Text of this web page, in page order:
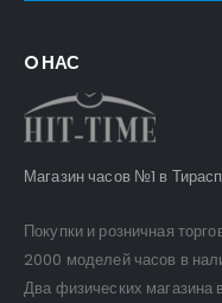
O НАС
Магазин часов №1 в
Покупки и розничная
2000 моделей часов в
Два физических магазина